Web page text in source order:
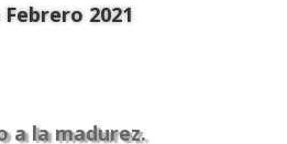
Febrero 2021
a la madurez.